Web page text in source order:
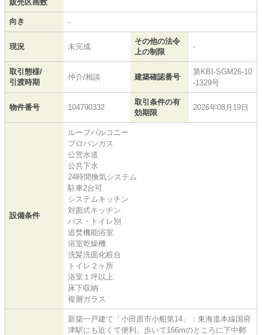
販売区画数
向き -
現況 未完成
その他の法令
上の制限
-
取引態様/
引渡時期
仲介/相談 建築確認番号
第KBI-SGM26-10
-1329号
物件番号 104790332
取引条件の有
効期限
2026年08月19日
設備条件
ルーフバルコニー
プロパンガス
公営水道
公共下水
24時間換気システム
駐車2台可
システムキッチン
対面式キッチン
バス・トイレ別
追焚機能浴室
浴室乾燥機
洗髪洗面化粧台
トイレ２ヶ所
浴室１坪以上
床下収納
複層ガラス
新築一戸建て「小田原市小船第14」：東海道本線国府
津駅にも近くて便利。歩いて166mのところに下中郵